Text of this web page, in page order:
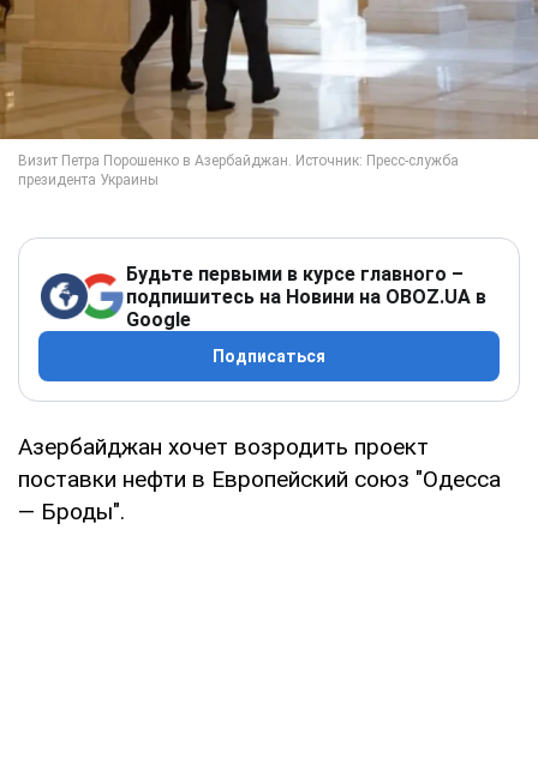
Будьте первыми в курсе главного –
подпишитесь на Новини на OBOZ.UA в
Google
Подписаться
Азербайджан хочет возродить проект
поставки нефти в Европейский союз "Одесса
— Броды".